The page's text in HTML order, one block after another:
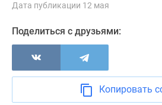
программы
Медиа
Новости
недвижимости
Мнение
Аналитика
Дата публикации 12 мая
Поделиться с друзьями:
Копировать